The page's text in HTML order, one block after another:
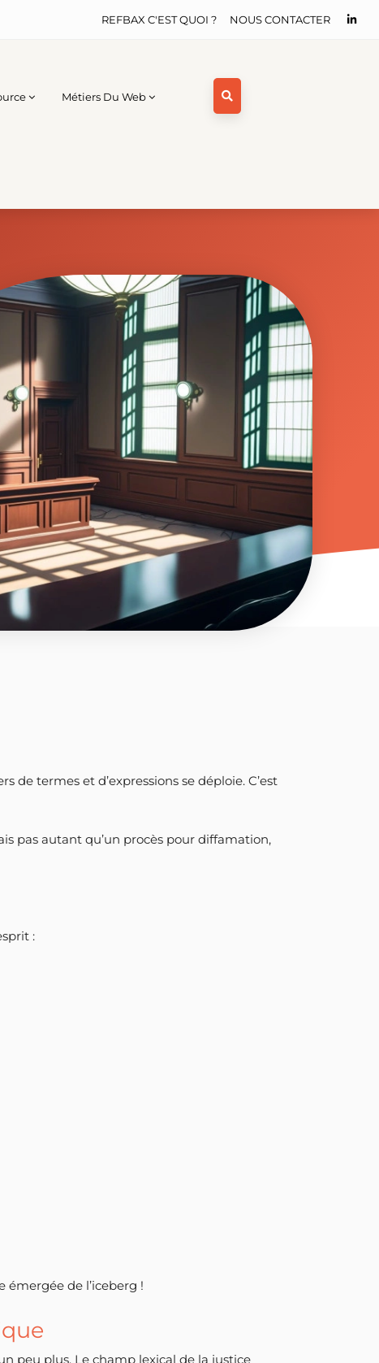
NOUS CONTACTER
REFBAX C'EST QUOI ?
Métiers Du Web
termes et d’expressions se déploie. C’est
pas autant qu’un procès pour diffamation,
:
émergée de l’iceberg !
peu plus. Le champ lexical de la justice